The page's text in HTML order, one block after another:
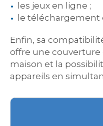
les jeux en ligne ;
le téléchargement
Enfin, sa
offre une
maison et la
appareils en